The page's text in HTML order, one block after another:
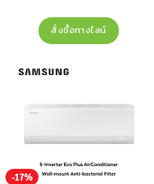
สั่งซื้อทางไลน์
-17%